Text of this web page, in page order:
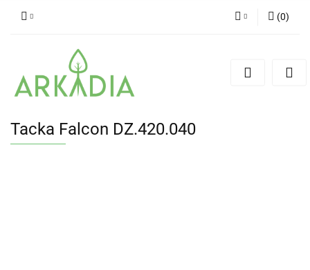
(0)
Tacka Falcon DZ.420.040